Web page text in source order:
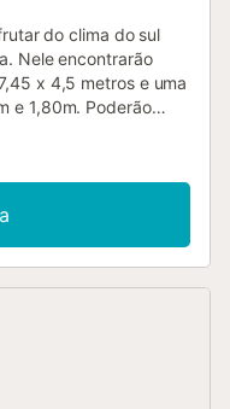
do clima do sul
Nele encontrarão
x 4,5 metros e uma
e 1,80m. Poderão
na varanda
O interior está
encontrarão a sala
com TV e AC, e a
todos os utensílios